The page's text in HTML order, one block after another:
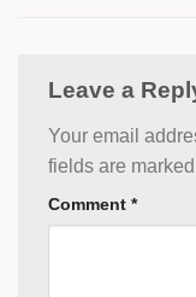
Leave a
Your email
fields are marked
Comment *